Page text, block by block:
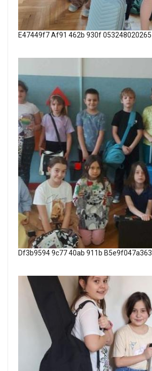
E47449f7 Af91 462b 930f 053248020265
Df3b9594 9c77 40ab 911b B5e9f047a363